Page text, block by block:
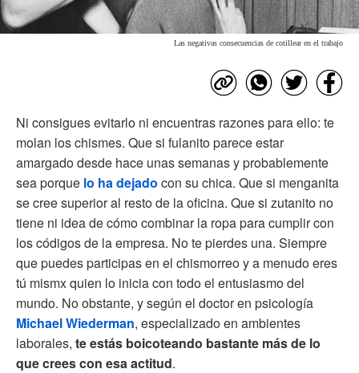
Las negativas consecuencias de cotillear en el trabajo
Ni consigues evitarlo ni encuentras razones para ello: te
molan los chismes. Que si fulanito parece estar
amargado desde hace unas semanas y probablemente
sea porque lo ha dejado con su chica. Que si menganita
se cree superior al resto de la oficina. Que si zutanito no
tiene ni idea de cómo combinar la ropa para cumplir con
los códigos de la empresa. No te pierdes una. Siempre
que puedes participas en el chismorreo y a menudo eres
tú mismx quien lo inicia con todo el entusiasmo del
mundo. No obstante, y según el doctor en psicología
Michael Wiederman, especializado en ambientes
laborales, te estás boicoteando bastante más de lo
que crees con esa actitud.